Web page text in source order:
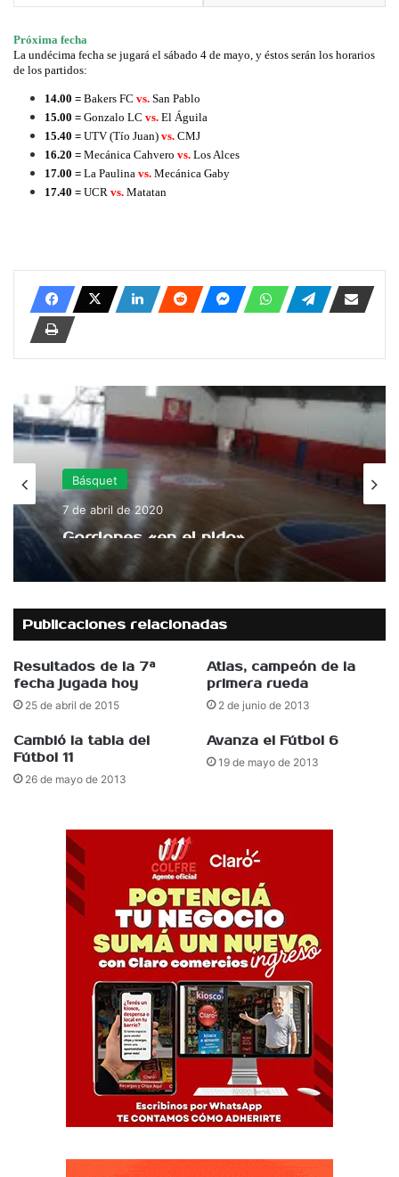
Próxima fecha
La undécima fecha se jugará el sábado 4 de mayo, y éstos serán los horarios
de los partidos:
14.00 = Bakers FC vs. San Pablo
15.00 = Gonzalo LC vs. El Águila
15.40 = UTV (Tío Juan) vs. CMJ
16.20 = Mecánica Cahvero vs. Los Alces
17.00 = La Paulina vs. Mecánica Gaby
17.40 = UCR vs. Matatan
Básquet
7 de abril de 2020
Gorriones «en el nido»
Publicaciones relacionadas
Resultados de la 7ª
fecha jugada hoy
25 de abril de 2015
Atlas, campeón de la
primera rueda
2 de junio de 2013
Cambió la tabla del
Fútbol 11
26 de mayo de 2013
Avanza el Fútbol 6
19 de mayo de 2013